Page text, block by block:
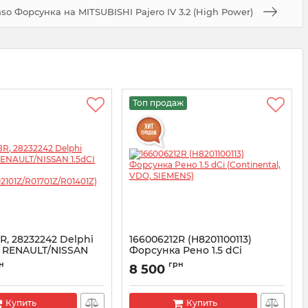
Форсунка на MITSUBISHI Pajero IV 3.2 (High Power)
28232242 Delphi
NISSAN
R01701Z/R01401Z)
Купить
Топ продаж
166006212R (H8201100113)
Форсунка Рено 1.5 dCi
(Continental, VDO, SIEMENS)
Артикул:
8 500 грн
Купить